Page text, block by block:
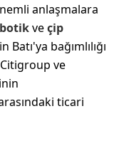
anlaşmalara
veçip
bağımlılığı
ve
ticari